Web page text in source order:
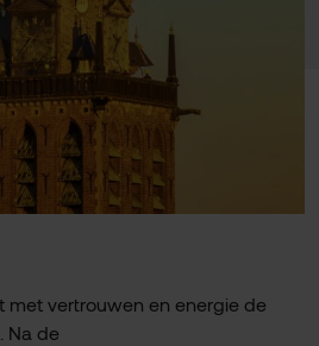
met vertrouwen en energie de
Na de